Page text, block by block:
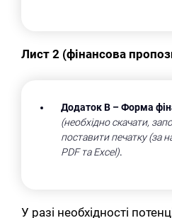
Лист 2 (фінансова
Додаток В – Форма
(необхідно скачати,
поставити печатку (за
PDF та Excel).
У разі необхідності